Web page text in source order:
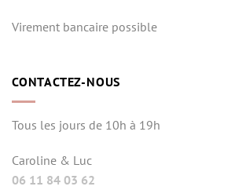
Virement bancaire possible
CONTACTEZ-NOUS
Tous les jours de 10h à 19h
Caroline & Luc
06 11 84 03 62